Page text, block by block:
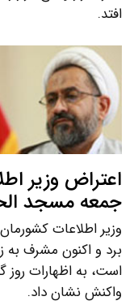
افتد.
اعتراض وزیر
جمعه مسجد
وزیر اطلاعات
برد و اکنون مشرف به
است، به اظهارات
واکنش نشان داد.